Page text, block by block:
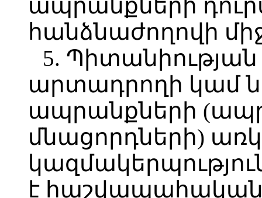
ապրանքների
հանձնաժողովի
5.
արտադրողի կամ
ապրանքների
մնացորդների)
է